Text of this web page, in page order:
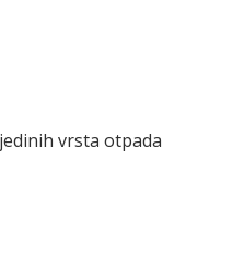
vrsta otpada